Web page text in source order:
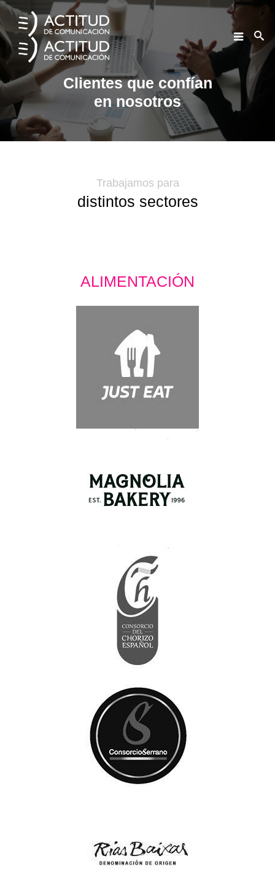
Clientes que confían
en nosotros
Trabajamos para
distintos sectores
ALIMENTACIÓN
Home
La agencia
Servicios
Clientes
Contacto
ENG